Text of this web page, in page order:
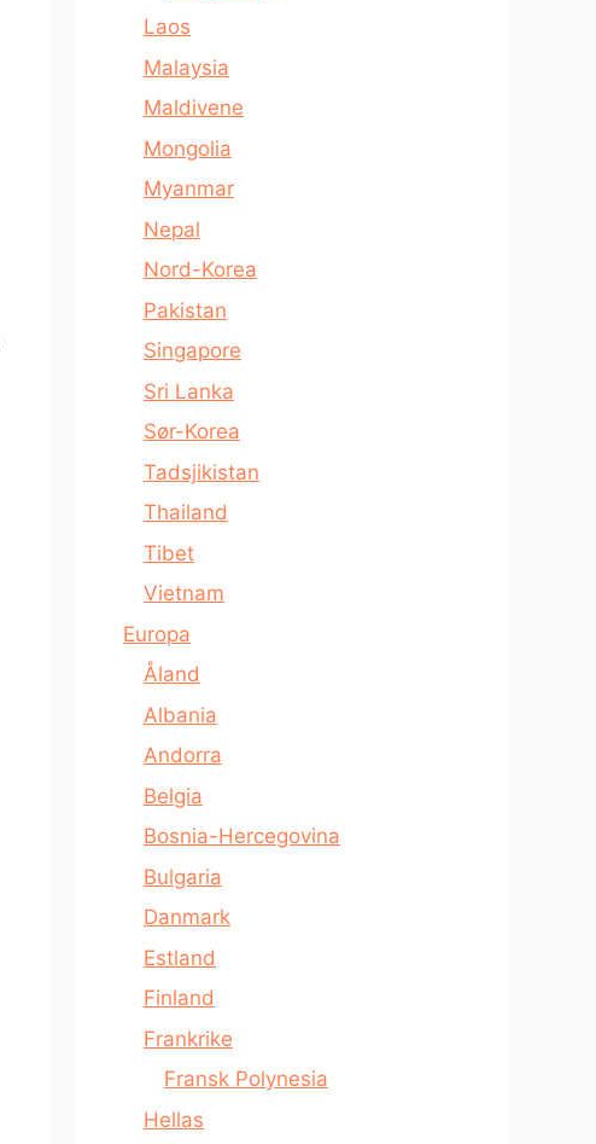
Laos
Malaysia
Maldivene
Mongolia
Myanmar
Nepal
Nord-Korea
Pakistan
Singapore
Sri Lanka
Sør-Korea
Tadsjikistan
Thailand
Tibet
Vietnam
Europa
Åland
Albania
Andorra
Belgia
Bosnia-Hercegovina
Bulgaria
Danmark
Estland
Finland
Frankrike
Fransk Polynesia
Hellas